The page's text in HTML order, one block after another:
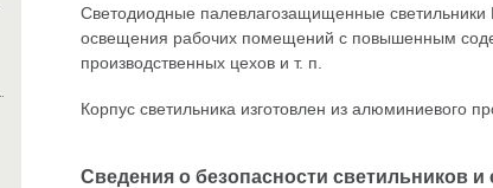
Светодиодные палевлагозащищенные светильники
освещения рабочих помещений с повышенным
производственных цехов и т. п.
Корпус светильника изготовлен из алюминиевого
Сведения о безопасности светильников и